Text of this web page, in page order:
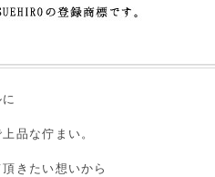
品な佇まい。
きたい想いから